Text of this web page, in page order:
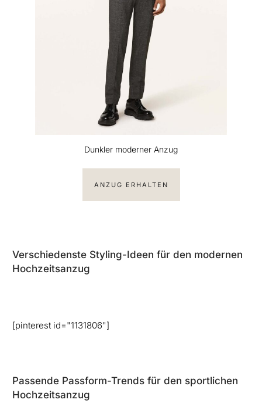
Dunkler moderner Anzug
ANZUG ERHALTEN
Verschiedenste Styling-Ideen für den modernen
Hochzeitsanzug
[pinterest id="1131806"]
Passende Passform-Trends für den sportlichen
Hochzeitsanzug